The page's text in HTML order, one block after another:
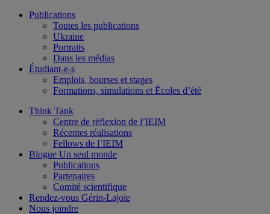
Publications
Toutes les publications
Ukraine
Portraits
Dans les médias
Étudiant-e-s
Emplois, bourses et stages
Formations, simulations et Écoles d’été
Think Tank
Centre de réflexion de l’IEIM
Récentes réalisations
Fellows de l’IEIM
Blogue Un seul monde
Publications
Partenaires
Comité scientifique
Rendez-vous Gérin-Lajoie
Nous joindre